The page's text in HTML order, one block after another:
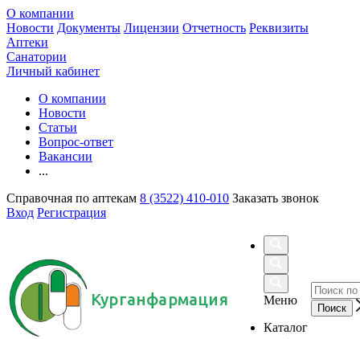
О компании
Новости Документы Лицензии Отчетность Реквизиты
Аптеки
Санатории
Личный кабинет
О компании
Новости
Статьи
Вопрос-ответ
Вакансии
...
Справочная по аптекам 8 (3522) 410-010 Заказать звонок
Вход Регистрация
Курганфармация
Меню
Каталог